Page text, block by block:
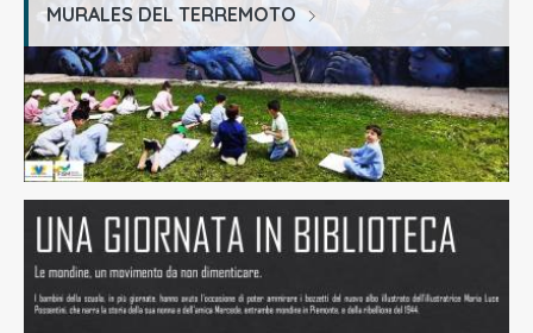
MURALES DEL TERREMOTO